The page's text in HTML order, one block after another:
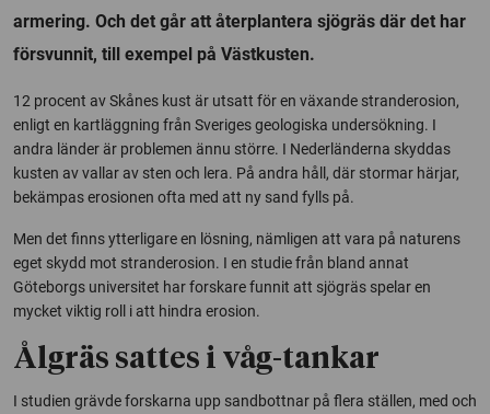
armering. Och det går att återplantera sjögräs där det har
försvunnit, till exempel på Västkusten.
12 procent av Skånes kust är utsatt för en växande stranderosion,
enligt en kartläggning från Sveriges geologiska undersökning. I
andra länder är problemen ännu större. I Nederländerna skyddas
kusten av vallar av sten och lera. På andra håll, där stormar härjar,
bekämpas erosionen ofta med att ny sand fylls på.
Men det finns ytterligare en lösning, nämligen att vara på naturens
eget skydd mot stranderosion. I en studie från bland annat
Göteborgs universitet har forskare funnit att sjögräs spelar en
mycket viktig roll i att hindra erosion.
Ålgräs sattes i våg-tankar
I studien grävde forskarna upp sandbottnar på flera ställen, med och